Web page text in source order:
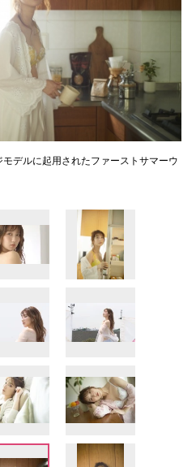
モデルに起用されたファーストサマーウ